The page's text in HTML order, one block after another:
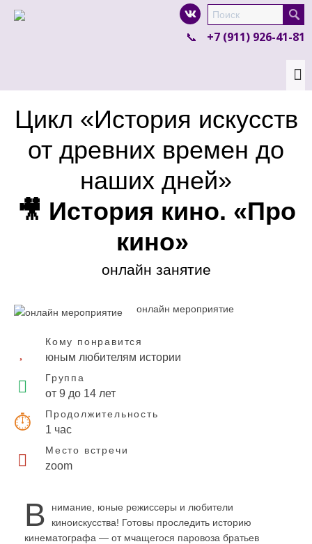
product in a size size .
colour items.
+7 (911) 926-41-81
Цикл «История искусств
от древних времен до
наших дней»
🎥 История кино. «Про
кино»
онлайн занятие
онлайн мероприятие
Кому понравится
юным любителям истории
Группа
от 9 до 14 лет
Продолжительность
1 час
Место встречи
zoom
В
нимание, юные режиссеры и любители
киноискусства! Готовы проследить историю
кинематографа — от мчащегося паровоза братьев